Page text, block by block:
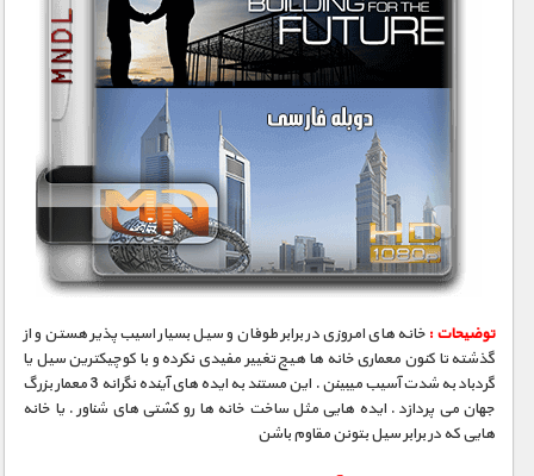
کیهان / نجوم
گردشگری
مسابقات / ورزشی
مستند های اختصاصی
توضیحات :خانه های امروزی در برابر طوفان و سیل بسیار اسیب پذیر هستن و از
گذشته تا کنون معماری خانه ها هیچ تغییر مفیدی نکرده و با کوچیکترین سیل یا
گردباد به شدت آسیب میبینن . این مستند به ایده های آینده نگرانه 3 معمار بزرگ
جهان می پردازد . ایده هایی مثل ساخت خانه ها رو کشتی های شناور . یا خانه
هایی که در برابر سیل بتونن مقاوم باشن